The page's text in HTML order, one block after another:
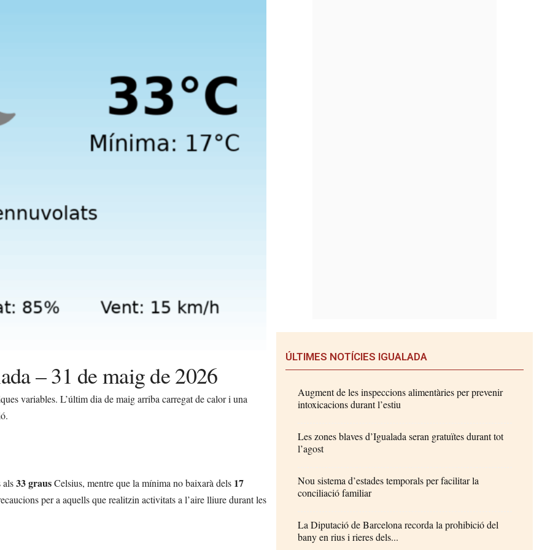
– 31 de maig de 2026
variables. L’últim dia de maig arriba carregat de calor i una
als33 grausCelsius, mentre que la mínima no baixarà dels 17
per a aquells que realitzin activitats a l’aire lliure durant les
ÚLTIMES NOTÍCIES IGUALADA
Augment de les inspeccions alimentàries per prevenir
intoxicacions durant l’estiu
Les zones blaves d’Igualada seran gratuïtes durant tot
l’agost
Nou sistema d’estades temporals per facilitar la
conciliació familiar
La Diputació de Barcelona recorda la prohibició del
bany en rius i rieres dels...